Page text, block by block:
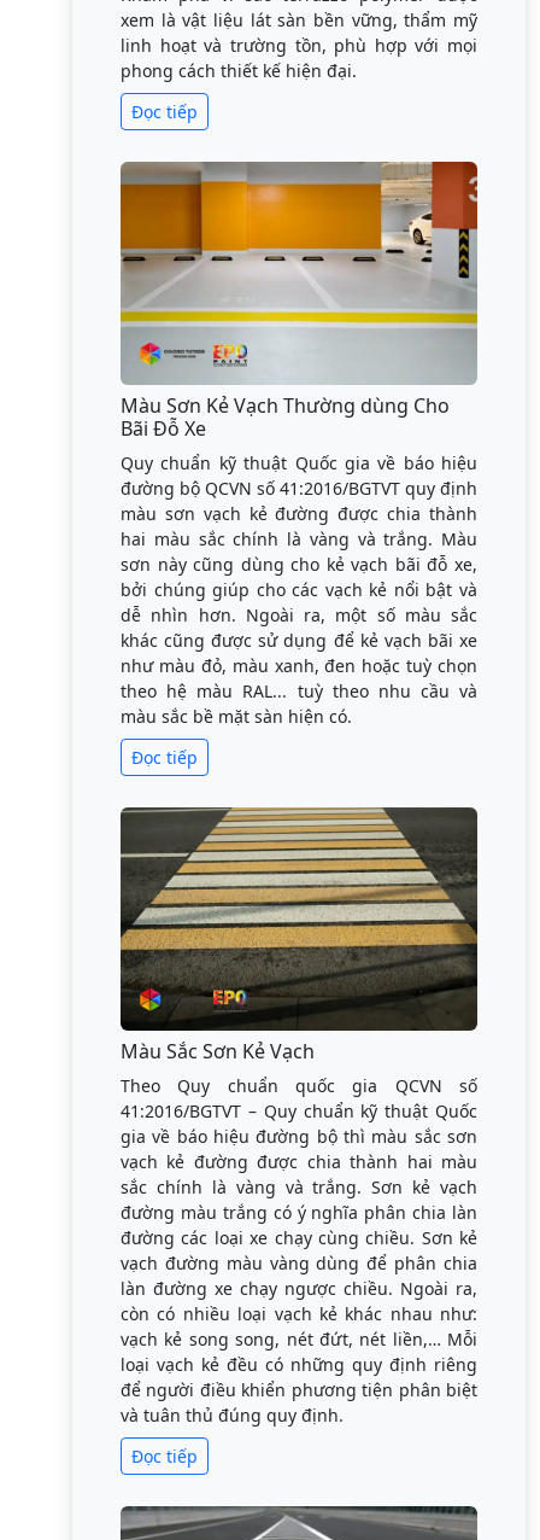
xem là vật liệu lát sàn bền vững, thẩm mỹ
linh hoạt và trường tồn, phù hợp với mọi
phong cách thiết kế hiện đại.
Đọc tiếp
Màu Sơn Kẻ Vạch Thường dùng Cho
Bãi Đỗ Xe
Quy chuẩn kỹ thuật Quốc gia về báo hiệu
đường bộ QCVN số 41:2016/BGTVT quy định
màu sơn vạch kẻ đường được chia thành
hai màu sắc chính là vàng và trắng. Màu
sơn này cũng dùng cho kẻ vạch bãi đỗ xe,
bởi chúng giúp cho các vạch kẻ nổi bật và
dễ nhìn hơn. Ngoài ra, một số màu sắc
khác cũng được sử dụng để kẻ vạch bãi xe
như màu đỏ, màu xanh, đen hoặc tuỳ chọn
theo hệ màu RAL... tuỳ theo nhu cầu và
màu sắc bề mặt sàn hiện có.
Đọc tiếp
Màu Sắc Sơn Kẻ Vạch
Theo Quy chuẩn quốc gia QCVN số
41:2016/BGTVT – Quy chuẩn kỹ thuật Quốc
gia về báo hiệu đường bộ thì màu sắc sơn
vạch kẻ đường được chia thành hai màu
sắc chính là vàng và trắng. Sơn kẻ vạch
đường màu trắng có ý nghĩa phân chia làn
đường các loại xe chạy cùng chiều. Sơn kẻ
vạch đường màu vàng dùng để phân chia
làn đường xe chạy ngược chiều. Ngoài ra,
còn có nhiều loại vạch kẻ khác nhau như:
vạch kẻ song song, nét đứt, nét liền,… Mỗi
loại vạch kẻ đều có những quy định riêng
để người điều khiển phương tiện phân biệt
và tuân thủ đúng quy định.
Đọc tiếp